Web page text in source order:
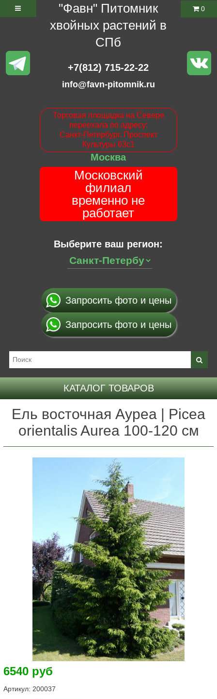
"Фавн" Питомник
хвойных растений в
СПб
+7(812) 715-22-22
info@favn-pitomnik.ru
Торговая площадка на Севере
переехала по адресу:
Санкт-Петербург. Проспект
Культуры 63с1
Москва
Московский
филиал
временно не
работает
Выберите ваш регион:
0
Запросить фото и цены
Запросить фото и цены
КАТАЛОГ ТОВАРОВ
Ель восточная Ауреа | Picea
orientalis Aurea 100-120 см
6540 руб
Артикул: 200037